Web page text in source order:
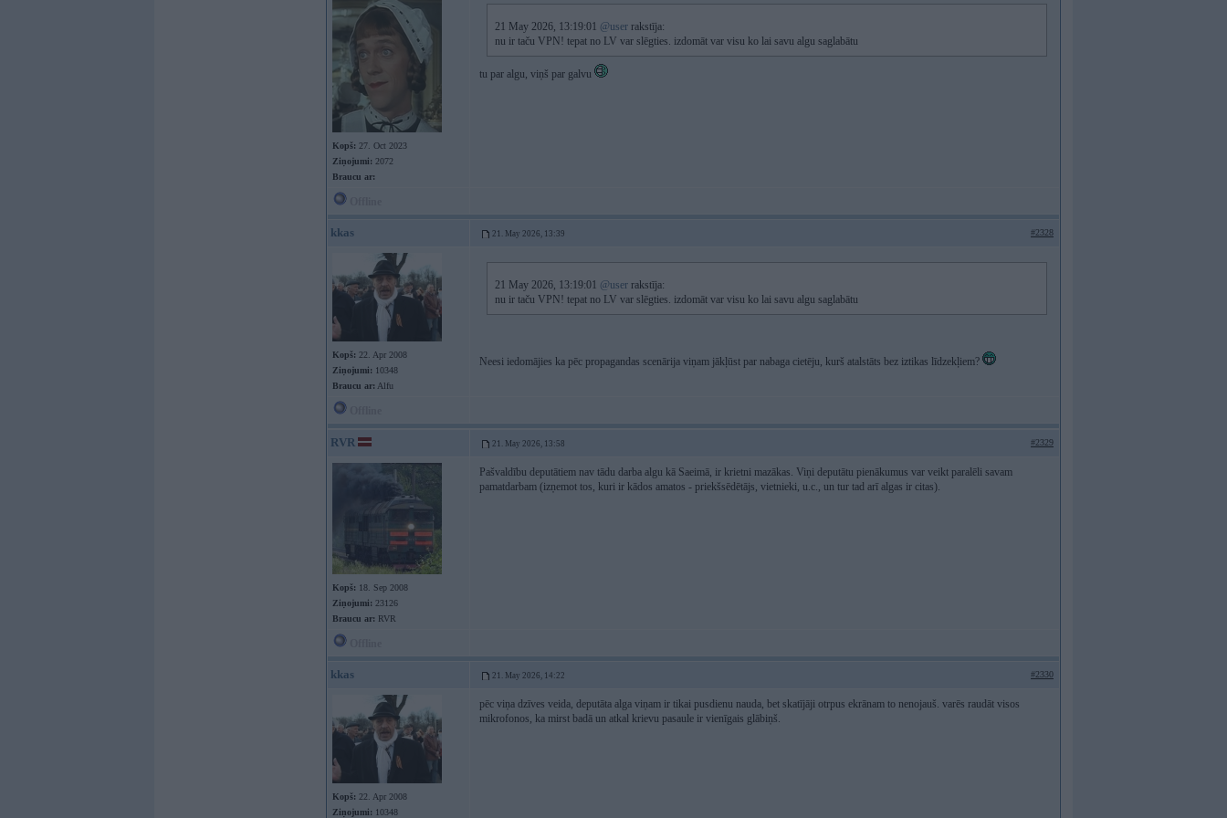
Kopš: 27. Oct 2023
Ziņojumi: 2072
Braucu ar:
21 May 2026, 13:19:01 @user rakstīja:
nu ir taču VPN! tepat no LV var slēgties. izdomāt var visu ko lai savu algu saglabātu
tu par algu, viņš par galvu
kkas 21. May 2026, 13:39 #2328
Kopš: 22. Apr 2008
Ziņojumi: 10348
Braucu ar: Alfu
21 May 2026, 13:19:01 @user rakstīja:
nu ir taču VPN! tepat no LV var slēgties. izdomāt var visu ko lai savu algu saglabātu
Neesi iedomājies ka pēc propagandas scenārija viņam jākļūst par nabaga cietēju, kurš atalstāts bez iztikas līdzekļiem?
RVR 21. May 2026, 13:58 #2329
Kopš: 18. Sep 2008
Ziņojumi: 23126
Braucu ar: RVR
Pašvaldību deputātiem nav tādu darba algu kā Saeimā, ir krietni mazākas. Viņi deputātu pienākumus var veikt paralēli savam
pamatdarbam (izņemot tos, kuri ir kādos amatos - priekšsēdētājs, vietnieki, u.c., un tur tad arī algas ir citas).
kkas 21. May 2026, 14:22 #2330
Kopš: 22. Apr 2008
Ziņojumi: 10348
pēc viņa dzīves veida, deputāta alga viņam ir tikai pusdienu nauda, bet skatījāji otrpus ekrānam to nenojauš. varēs raudāt visos
mikrofonos, ka mirst badā un atkal krievu pasaule ir vienīgais glābiņš.